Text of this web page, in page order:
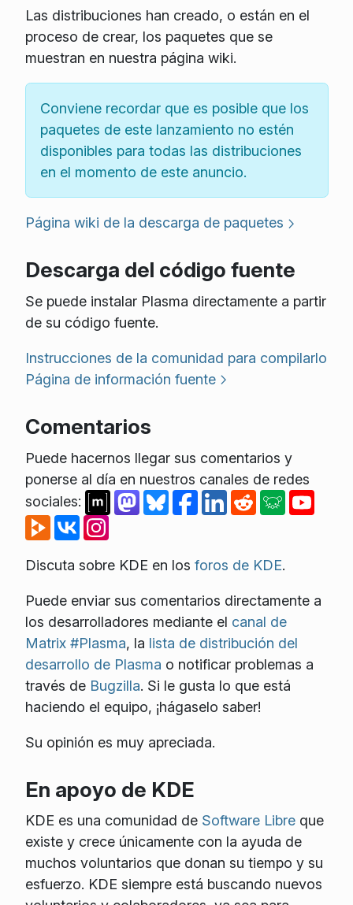
Las distribuciones han creado, o están en el
proceso de crear, los paquetes que se
muestran en nuestra página wiki.
Conviene recordar que es posible que los
paquetes de este lanzamiento no estén
disponibles para todas las distribuciones
en el momento de este anuncio.
Página wiki de la descarga de paquetes
Descarga del código fuente
Se puede instalar Plasma directamente a partir
de su código fuente.
Instrucciones de la comunidad para compilarlo
Página de información fuente
Comentarios
Puede hacernos llegar sus comentarios y
ponerse al día en nuestros canales de redes
sociales:
Discuta sobre KDE en los foros de KDE.
Puede enviar sus comentarios directamente a
los desarrolladores mediante el canal de
Matrix #Plasma, la lista de distribución del
desarrollo de Plasma o notificar problemas a
través de Bugzilla. Si le gusta lo que está
haciendo el equipo, ¡hágaselo saber!
Su opinión es muy apreciada.
En apoyo de KDE
KDE es una comunidad de Software Libreque
existe y crece únicamente con la ayuda de
muchos voluntarios que donan su tiempo y su
esfuerzo. KDE siempre está buscando nuevos